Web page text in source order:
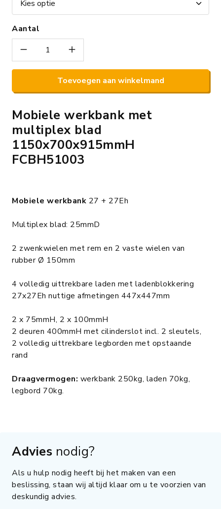
Aantal
Toevoegen aan winkelmand
Mobiele werkbank met
multiplex blad
1150x700x915mmH
FCBH51003
Mobiele werkbank 27 + 27Eh
Multiplex blad: 25mmD
2 zwenkwielen met rem en 2 vaste wielen van
rubber Ø 150mm
4 volledig uittrekbare laden met ladenblokkering
27x27Eh nuttige afmetingen 447x447mm
2 x 75mmH, 2 x 100mmH
2 deuren 400mmH met cilinderslot incl. 2 sleutels,
2 volledig uittrekbare legborden met opstaande
rand
Draagvermogen: werkbank 250kg, laden 70kg,
legbord 70kg.
Advies nodig?
Als u hulp nodig heeft bij het maken van een
beslissing, staan wij altijd klaar om u te voorzien van
deskundig advies.